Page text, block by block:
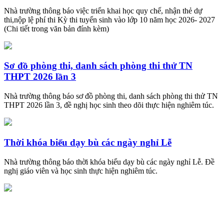
Nhà trường thông báo việc triển khai học quy chế, nhận thẻ dự
thi,nộp lệ phí thi Kỳ thi tuyển sinh vào lớp 10 năm học 2026- 2027
(Chi tiết trong văn bản đính kèm)
Sơ đồ phòng thi, danh sách phòng thi thử TN
THPT 2026 lần 3
Nhà trường thông báo sơ đồ phòng thi, danh sách phòng thi thử TN
THPT 2026 lần 3, đề nghị học sinh theo dõi thực hiện nghiêm túc.
Thời khóa biểu dạy bù các ngày nghỉ Lễ
Nhà trường thông báo thời khóa biểu dạy bù các ngày nghỉ Lễ. Đề
nghị giáo viên và học sinh thực hiện nghiêm túc.